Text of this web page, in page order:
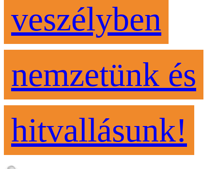
veszélyben
nemzetünk és
hitvallásunk!